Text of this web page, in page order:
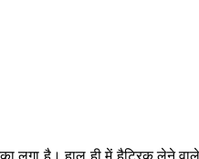
लगा है। हाल ही में हैट्रिक लेने